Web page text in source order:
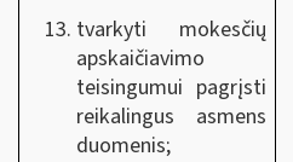
tvarkyti mokesčių
apskaičiavimo
teisingumui pagrįsti
reikalingus asmens
duomenis;